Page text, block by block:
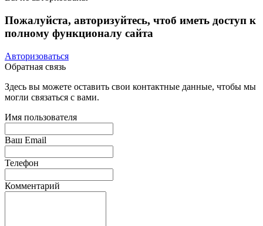
Пожалуйста, авторизуйтесь, чтоб иметь доступ к
полному функционалу сайта
Авторизоваться
Обратная связь
Здесь вы можете оставить свои контактные данные, чтобы мы
могли связаться с вами.
Имя пользователя
Ваш Email
Телефон
Комментарий